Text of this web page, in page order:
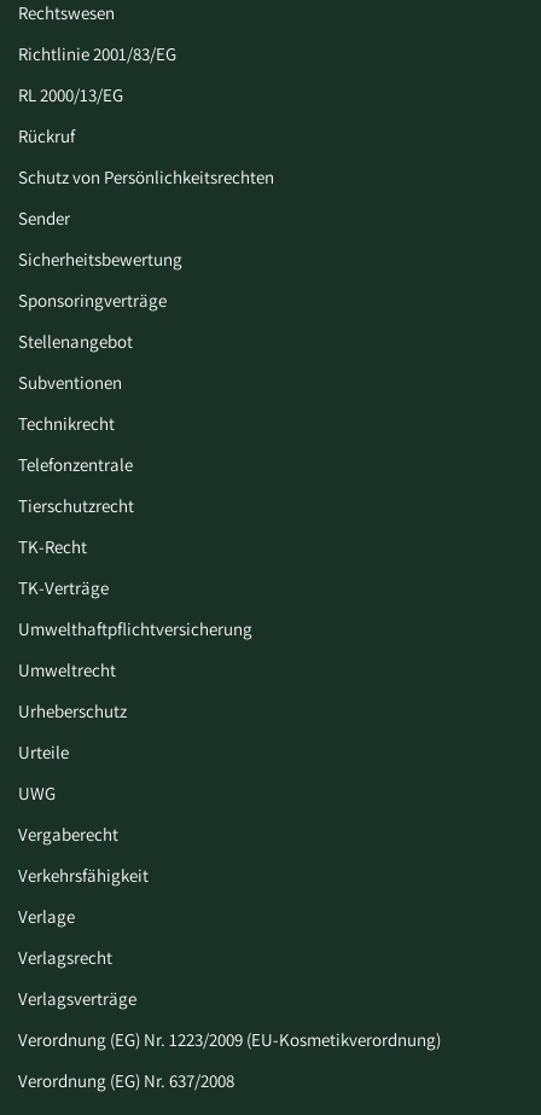
Rechtswesen
Richtlinie 2001/83/EG
RL 2000/13/EG
Rückruf
Schutz von Persönlichkeitsrechten
Sender
Sicherheitsbewertung
Sponsoringverträge
Stellenangebot
Subventionen
Technikrecht
Telefonzentrale
Tierschutzrecht
TK-Recht
TK-Verträge
Umwelthaftpflichtversicherung
Umweltrecht
Urheberschutz
Urteile
UWG
Vergaberecht
Verkehrsfähigkeit
Verlage
Verlagsrecht
Verlagsverträge
Verordnung (EG) Nr. 1223/2009 (EU-Kosmetikverordnung)
Verordnung (EG) Nr. 637/2008